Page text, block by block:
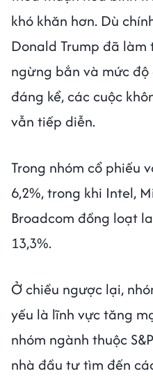
khó khăn hơn. Dù
Donald Trump đã
ngừng bắn và mức
đáng kể, các cuộc
vẫn tiếp diễn.
Trong nhóm cổ phiếu
6,2%, trong khi Intel,
Broadcom đồng loạt
13,3%.
Ở chiều ngược lại,
yếu là lĩnh vực tăng
nhóm ngành thuộc
nhà đầu tư tìm đến